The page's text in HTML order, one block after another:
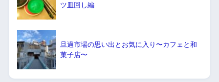
ツ皿回し編
旦過市場の思い出とお気に入り〜カフェと和
菓子店〜